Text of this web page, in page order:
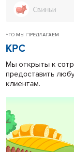
Свиньи
ЧТО МЫ ПРЕДЛАГАЕМ
КРС
Мы открыты к
предоставить
клиентам.